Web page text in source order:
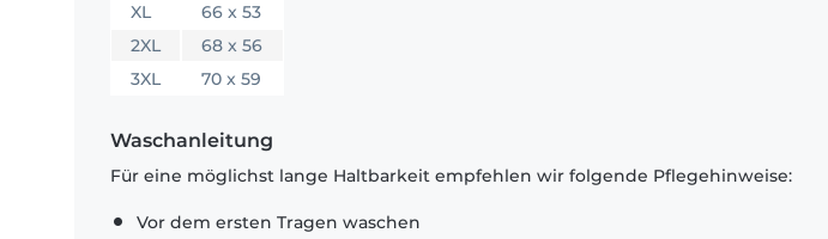
XL
66 x 53
2XL
68 x 56
3XL
70 x 59
Waschanleitung
Für eine möglichst lange Haltbarkeit empfehlen wir folgende Pflegehinweise:
Vor dem ersten Tragen waschen